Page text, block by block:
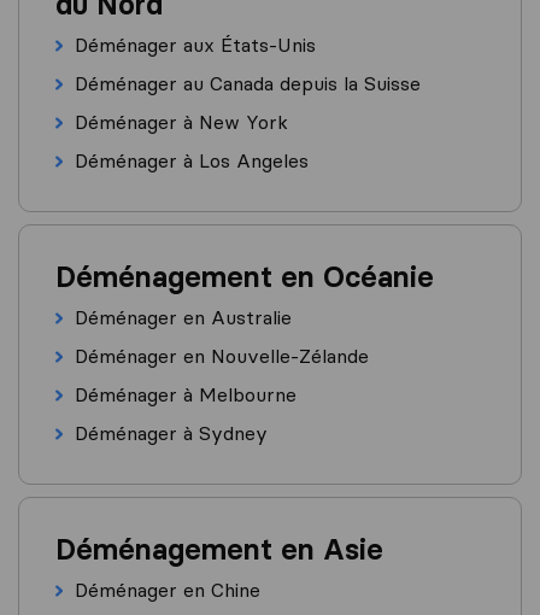
Déménager aux États-Unis
Déménager au Canada depuis la Suisse
Déménager à New York
Déménager à Los Angeles
Déménagement en Océanie
Déménager en Australie
Déménager en Nouvelle-Zélande
Déménager à Melbourne
Déménager à Sydney
Déménagement en Asie
Déménager en Chine